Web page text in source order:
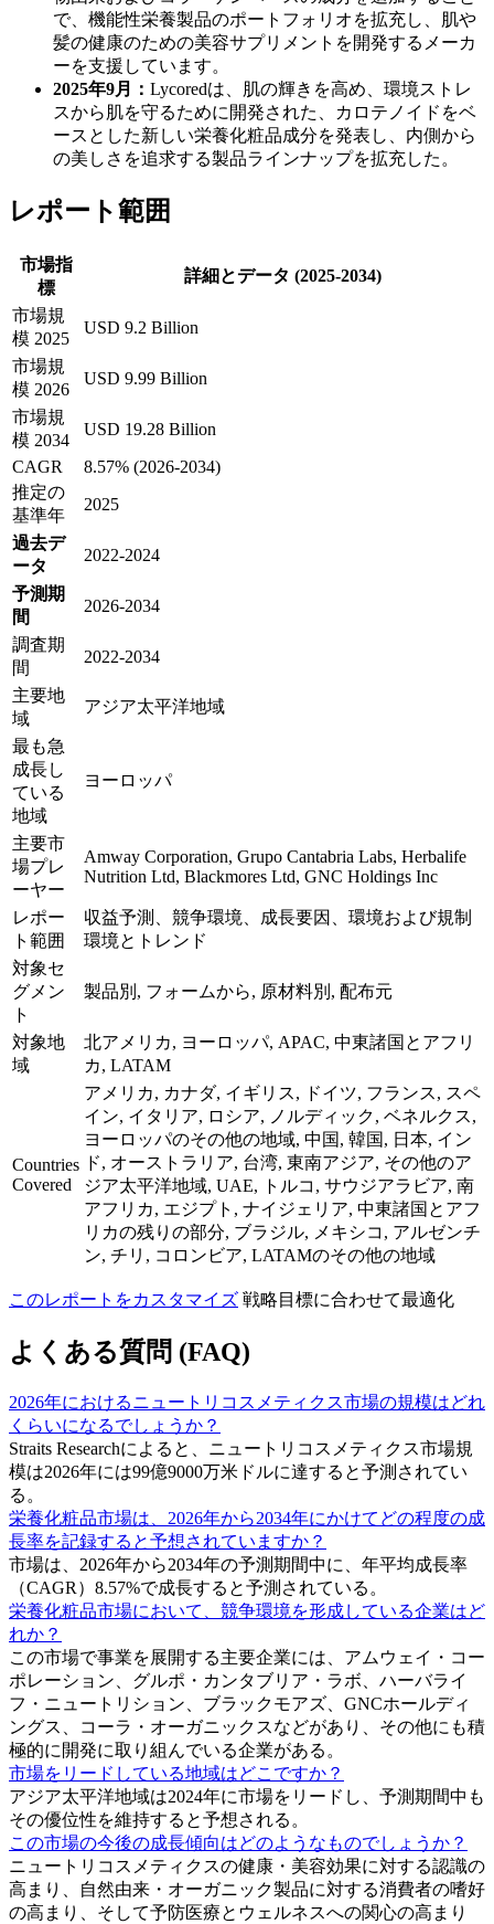
で、機能性栄養製品のポートフォリオを拡充し、肌や
髪の健康のための美容サプリメントを開発するメーカ
ーを支援しています。
2025年9月： Lycoredは、肌の輝きを高め、環境ストレ
スから肌を守るために開発された、カロテノイドをベ
ースとした新しい栄養化粧品成分を発表し、内側から
の美しさを追求する製品ラインナップを拡充した。
レポート範囲
市場指
標
詳細とデータ (2025-2034)
市場規
模 2025
USD 9.2 Billion
市場規
模 2026
USD 9.99 Billion
市場規
模 2034
USD 19.28 Billion
CAGR
8.57% (2026-2034)
推定の
基準年
2025
過去デ
ータ
2022-2024
予測期
間
2026-2034
調査期
間
2022-2034
主要地
域
アジア太平洋地域
最も急
成長し
ている
地域
ヨーロッパ
主要市
場プレ
ーヤー
Amway Corporation, Grupo Cantabria Labs, Herbalife
Nutrition Ltd, Blackmores Ltd, GNC Holdings Inc
レポー
ト範囲
収益予測、競争環境、成長要因、環境および規制
環境とトレンド
対象セ
グメン
ト
製品別, フォームから, 原材料別, 配布元
対象地
域
北アメリカ, ヨーロッパ, APAC, 中東諸国とアフリ
カ, LATAM
Countries
Covered
アメリカ, カナダ, イギリス, ドイツ, フランス, スペ
イン, イタリア, ロシア, ノルディック, ベネルクス,
ヨーロッパのその他の地域, 中国, 韓国, 日本, イン
ド, オーストラリア, 台湾, 東南アジア, その他のア
ジア太平洋地域, UAE, トルコ, サウジアラビア, 南
アフリカ, エジプト, ナイジェリア, 中東諸国とアフ
リカの残りの部分, ブラジル, メキシコ, アルゼンチ
ン, チリ, コロンビア, LATAMのその他の地域
このレポートをカスタマイズ 戦略目標に合わせて最適化
よくある質問 (FAQ)
2026年におけるニュートリコスメティクス市場の規模はどれ
くらいになるでしょうか？
Straits Researchによると、ニュートリコスメティクス市場規
模は2026年には99億9000万米ドルに達すると予測されてい
る。
栄養化粧品市場は、2026年から2034年にかけてどの程度の成
長率を記録すると予想されていますか？
市場は、2026年から2034年の予測期間中に、年平均成長率
（CAGR）8.57%で成長すると予測されている。
栄養化粧品市場において、競争環境を形成している企業はど
れか？
この市場で事業を展開する主要企業には、アムウェイ・コー
ポレーション、グルポ・カンタブリア・ラボ、ハーバライ
フ・ニュートリション、ブラックモアズ、GNCホールディ
ングス、コーラ・オーガニックスなどがあり、その他にも積
極的に開発に取り組んでいる企業がある。
市場をリードしている地域はどこですか？
アジア太平洋地域は2024年に市場をリードし、予測期間中も
その優位性を維持すると予想される。
この市場の今後の成長傾向はどのようなものでしょうか？
ニュートリコスメティクスの健康・美容効果に対する認識の
高まり、自然由来・オーガニック製品に対する消費者の嗜好
の高まり、そして予防医療とウェルネスへの関心の高まり